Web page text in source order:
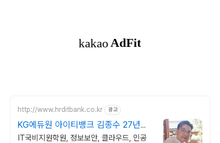
http://www.hrditbank.co.kr 광고
KG에듀원 아이티뱅크 김종수 27년경
력전문가 IT취업상담
IT국비지원학원, 정보보안, 클라우드, 인공